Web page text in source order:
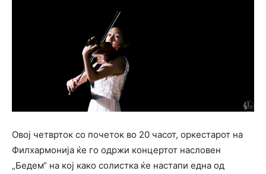
Овој четврток со почеток во 20 часот, оркестарот на
Филхармонија ќе го одржи концертот насловен
„Бедем“ на кој како солистка ќе настапи една од